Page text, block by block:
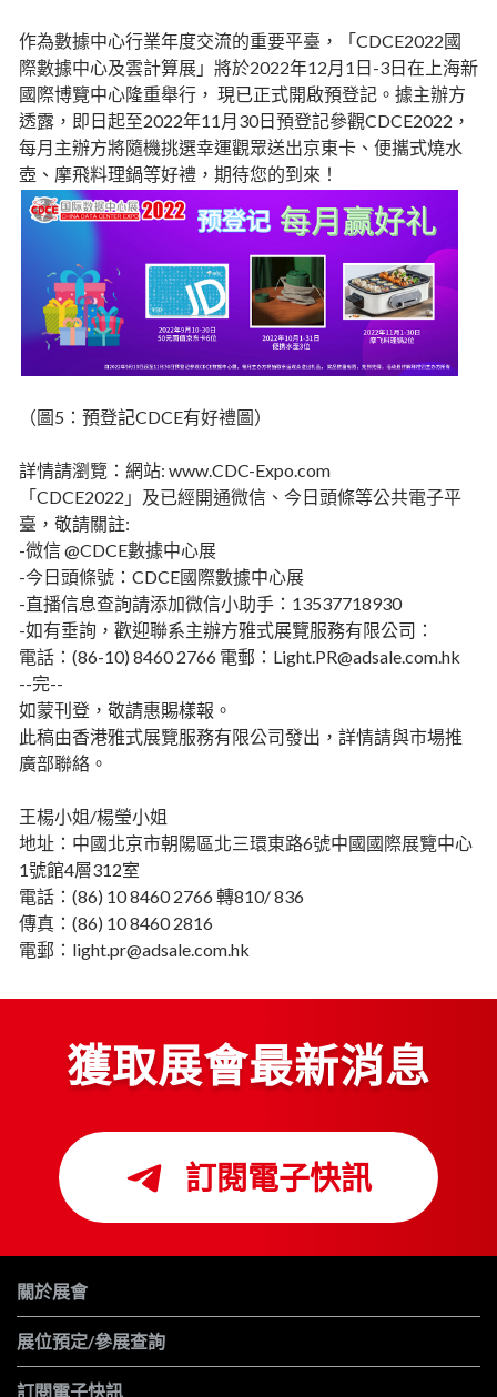
作為數據中心行業年度交流的重要平臺，「CDCE2022國
際數據中心及雲計算展」將於2022年12月1日-3日在上海新
國際博覽中心隆重舉行， 現已正式開啟預登記。據主辦方
透露，即日起至2022年11月30日預登記參觀CDCE2022，
每月主辦方將隨機挑選幸運觀眾送出京東卡、便攜式燒水
壺、摩飛料理鍋等好禮，期待您的到來！
（圖5：預登記CDCE有好禮圖）
詳情請瀏覽：網站: www.CDC-Expo.com
「CDCE2022」及已經開通微信、今日頭條等公共電子平
臺，敬請關註:
-微信 @CDCE數據中心展
-今日頭條號：CDCE國際數據中心展
-直播信息查詢請添加微信小助手：13537718930
-如有垂詢，歡迎聯系主辦方雅式展覽服務有限公司：
電話：(86-10) 8460 2766 電郵：Light.PR@adsale.com.hk
--完--
如蒙刊登，敬請惠賜樣報。
此稿由香港雅式展覽服務有限公司發出，詳情請與市場推
廣部聯絡。
王楊小姐/楊瑩小姐
地址：中國北京市朝陽區北三環東路6號中國國際展覽中心
1號館4層312室
電話：(86) 10 8460 2766 轉810/ 836
傳真：(86) 10 8460 2816
電郵：light.pr@adsale.com.hk
獲取展會最新消息
訂閱電子快訊
關於展會
展位預定/參展查詢
訂閱電子快訊